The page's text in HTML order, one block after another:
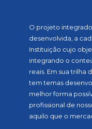
O projeto
desenvolvida, a
Instituição cujo
integrando o
reais. Em sua trilha
tem temas
melhor forma
profissional de
aquilo que o